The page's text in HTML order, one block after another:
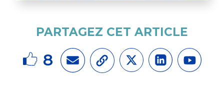
PARTAGEZ CET ARTICLE
8